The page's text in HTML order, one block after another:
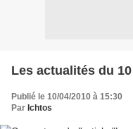
Les actualités du
Publié le 10/04/2010 à 15:30
Par Ichtos